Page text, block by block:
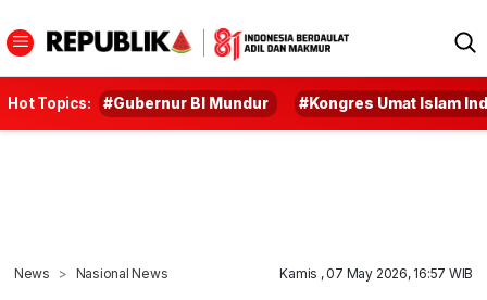
Hot Topics: #Gubernur BI Mundur #Kongres Umat Islam
News Nasional News Kamis , 07 May 2026, 16:57 WIB